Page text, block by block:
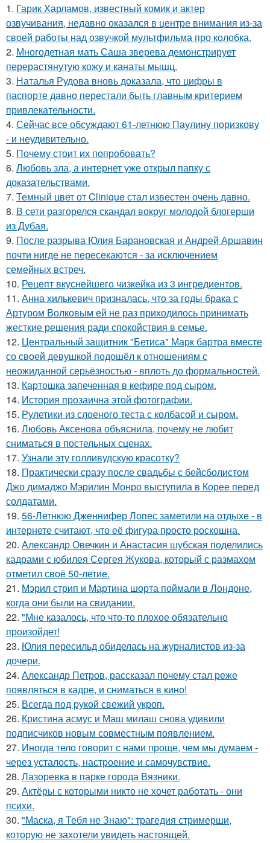
1. Гарик Харламов, известный комик и актер
озвучивания, недавно оказался в центре внимания из-за
своей работы над озвучкой мультфильма про колобка.
2. Многодетная мать Саша зверева демонстрирует
перерастянутую кожу и канаты мышц.
3. Наталья Рудова вновь доказала, что цифры в
паспорте давно перестали быть главным критерием
привлекательности.
4. Сейчас все обсуждают 61-летнюю Паулину поризкову
- и неудивительно.
5. Почему стоит их попробовать?
6. Любовь зла, а интернет уже открыл папку с
доказательствами.
7. Темный цвет от Clinique стал известен очень давно.
8. В сети разгорелся скандал вокруг молодой блогерши
из Дубая.
9. После разрыва Юлия Барановская и Андрей Аршавин
почти нигде не пересекаются - за исключением
семейных встреч.
10. Рецепт вкуснейшего чизкейка из 3 ингредиентов.
11. Анна хилькевич призналась, что за годы брака с
Артуром Волковым ей не раз приходилось принимать
жесткие решения ради спокойствия в семье.
12. Центральный защитник "Бетиса" Марк бартра вместе
со своей девушкой подошёл к отношениям с
неожиданной серьёзностью - вплоть до формальностей.
13. Картошка запеченная в кефире под сыром.
14. История прозаична этой фотографии.
15. Рулетики из слоеного теста с колбасой и сыром.
16. Любовь Аксенова объяснила, почему не любит
сниматься в постельных сценах.
17. Узнали эту голливудскую красотку?
18. Практически сразу после свадьбы с бейсболистом
Джо димаджо Мэрилин Монро выступила в Корее перед
солдатами.
19. 56-Летнюю Дженнифер Лопес заметили на отдыхе - в
интернете считают, что её фигура просто роскошна.
20. Александр Овечкин и Анастасия шубская поделились
кадрами с юбилея Сергея Жукова, который с размахом
отметил своё 50-летие.
21. Мэрил стрип и Мартина шорта поймали в Лондоне,
когда они были на свидании.
22. "Мне казалось, что что-то плохое обязательно
произойдет!
23. Юлия пересильд обиделась на журналистов из-за
дочери.
24. Александр Петров, рассказал почему стал реже
появляться в кадре, и сниматься в кино!
25. Всегда под рукой свежий укроп.
26. Кристина асмус и Маш милаш снова удивили
подписчиков новым совместным появлением.
27. Иногда тело говорит с нами проще, чем мы думаем -
через усталость, настроение и самочувствие.
28. Лазоревка в парке города Вязники.
29. Актёры с которыми никто не хочет работать - они
психи.
30. "Маска, я Тебя не Знаю": трагедия стримерши,
которую не захотели увидеть настоящей.